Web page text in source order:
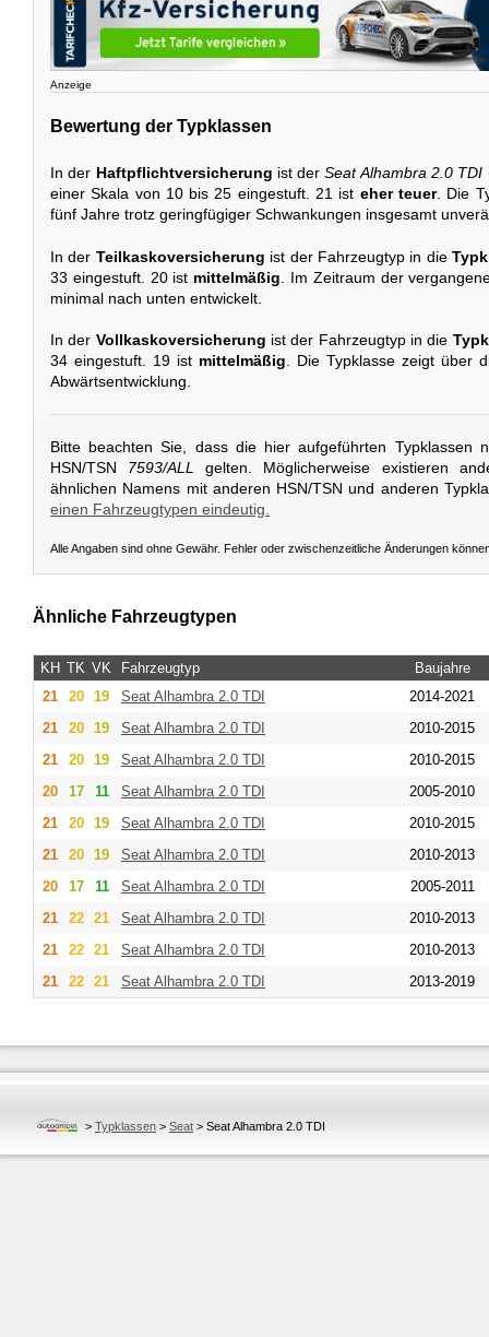
Anzeige
Bewertung der Typklassen
In der Haftpflichtversicherung ist derSeat Alhambra 2.0 TDI
einer Skala von 10 bis 25 eingestuft. 21 ist eher teuer. Die
fünf Jahre trotz geringfügiger Schwankungen insgesamt
In der Teilkaskoversicherung ist der Fahrzeugtyp in die
33 eingestuft. 20 ist mittelmäßig . Im Zeitraum der
minimal nach unten entwickelt.
In der Vollkaskoversicherung ist der Fahrzeugtyp in die
34 eingestuft. 19 ist mittelmäßig. Die Typklasse zeigt über
Abwärtsentwicklung.
Bitte beachten Sie, dass die hier aufgeführten Typklassen
HSN/TSN 7593/ALL
gelten. Möglicherweise existieren
ähnlichen Namens mit anderen HSN/TSN und anderen
einen Fahrzeugtypen eindeutig.
Alle Angaben sind ohne Gewähr. Fehler oder zwischenzeitliche Änderungen
Ähnliche Fahrzeugtypen
KH TK VK Fahrzeugtyp
Baujahre
21
20 19 Seat Alhambra 2.0 TDI 2014-2021
21
20 19 Seat Alhambra 2.0 TDI 2010-2015
21
20 19 Seat Alhambra 2.0 TDI 2010-2015
20
17 11 Seat Alhambra 2.0 TDI 2005-2010
21
20 19 Seat Alhambra 2.0 TDI 2010-2015
21
20 19 Seat Alhambra 2.0 TDI 2010-2013
20
17 11 Seat Alhambra 2.0 TDI 2005-2011
21
22 21 Seat Alhambra 2.0 TDI 2010-2013
21
22 21 Seat Alhambra 2.0 TDI 2010-2013
21
22 21 Seat Alhambra 2.0 TDI 2013-2019
> Typklassen > Seat > Seat Alhambra 2.0 TDI